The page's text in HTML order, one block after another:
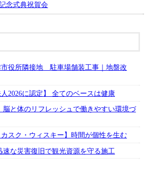
念式典祝賀会
市役所隣接地 駐車場舗装工事｜地盤改
人2026に認定】 全てのベースは健康
脳と体のリフレッシュで働きやすい環境づ
カスク・ウィスキー】時間が個性を生む
速な災害復旧で観光資源を守る施工